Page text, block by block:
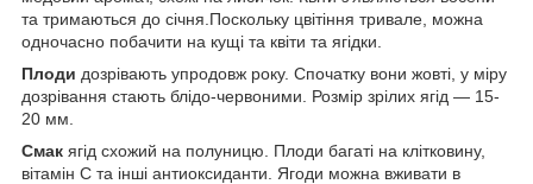
та тримаються до січня.Поскольку цвітіння тривале, можна
одночасно побачити на кущі та квіти та ягідки.
Плоди дозрівають упродовж року. Спочатку вони жовті, у міру
дозрівання стають блідо-червоними. Розмір зрілих ягід — 15-
20 мм.
Смак ягід схожий на полуницю. Плоди багаті на клітковину,
вітамін C та інші антиоксиданти. Ягоди можна вживати в